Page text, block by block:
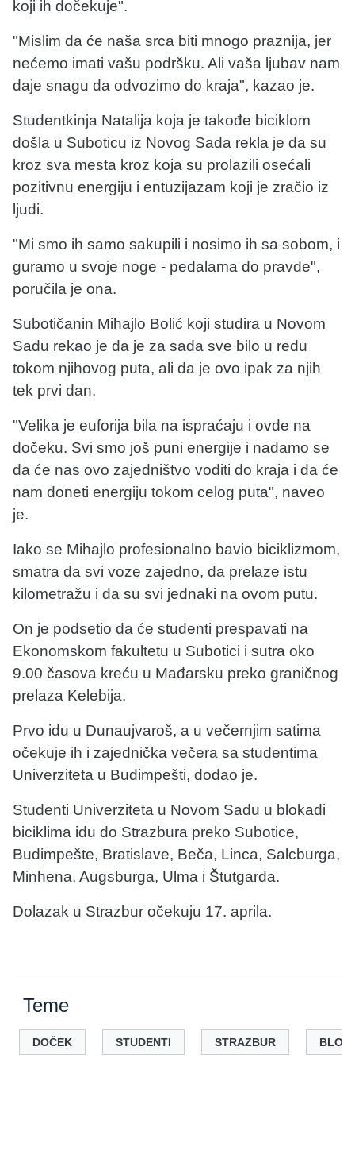
koji ih dočekuje".
"Mislim da će naša srca biti mnogo praznija, jer
nećemo imati vašu podršku. Ali vaša ljubav nam
daje snagu da odvozimo do kraja", kazao je.
Studentkinja Natalija koja je takođe biciklom
došla u Suboticu iz Novog Sada rekla je da su
kroz sva mesta kroz koja su prolazili osećali
pozitivnu energiju i entuzijazam koji je zračio iz
ljudi.
"Mi smo ih samo sakupili i nosimo ih sa sobom, i
guramo u svoje noge - pedalama do pravde",
poručila je ona.
Subotičanin Mihajlo Bolić koji studira u Novom
Sadu rekao je da je za sada sve bilo u redu
tokom njihovog puta, ali da je ovo ipak za njih
tek prvi dan.
"Velika je euforija bila na ispraćaju i ovde na
dočeku. Svi smo još puni energije i nadamo se
da će nas ovo zajedništvo voditi do kraja i da će
nam doneti energiju tokom celog puta", naveo
je.
Iako se Mihajlo profesionalno bavio biciklizmom,
smatra da svi voze zajedno, da prelaze istu
kilometražu i da su svi jednaki na ovom putu.
On je podsetio da će studenti prespavati na
Ekonomskom fakultetu u Subotici i sutra oko
9.00 časova kreću u Mađarsku preko graničnog
prelaza Kelebija.
Prvo idu u Dunaujvaroš, a u večernjim satima
očekuje ih i zajednička večera sa studentima
Univerziteta u Budimpešti, dodao je.
Studenti Univerziteta u Novom Sadu u blokadi
biciklima idu do Strazbura preko Subotice,
Budimpešte, Bratislave, Beča, Linca, Salcburga,
Minhena, Augsburga, Ulma i Štutgarda.
Dolazak u Strazbur očekuju 17. aprila.
Teme
DOČEK STUDENTI STRAZBUR